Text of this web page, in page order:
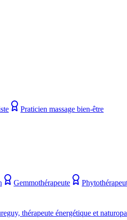
Praticien massage bien-être
Gemmothérapeute
thérapeute énergétique et